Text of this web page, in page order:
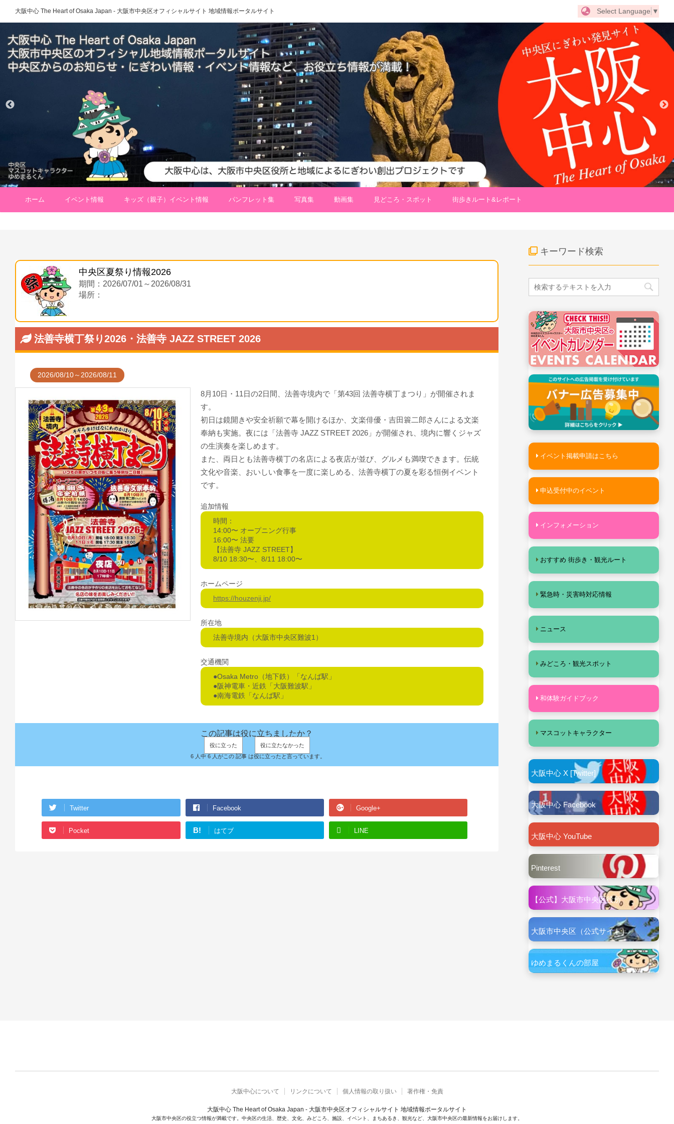
大阪中心 The Heart of Osaka Japan - 大阪市中央区オフィシャルサイト 地域情報ポータルサイト Select Language ▼
ホーム イベント情報 キッズ（親子）イベント情報 パンフレット集 写真集 動画集 見どころ・スポット 街歩きルート&レポート
中央区夏祭り情報2026
期間：2026/07/01～2026/08/31
場所：
法善寺横丁祭り2026・法善寺 JAZZ STREET 2026
2026/08/10～2026/08/11
8月10日・11日の2日間、法善寺境内で「第43回 法善寺横丁まつり」が開催されま
す。
初日は鏡開きや安全祈願で幕を開けるほか、文楽俳優・吉田簑二郎さんによる文楽
奉納も実施。夜には「法善寺 JAZZ STREET 2026」が開催され、境内に響くジャズ
の生演奏を楽しめます。
また、両日とも法善寺横丁の名店による夜店が並び、グルメも満喫できます。伝統
文化や音楽、おいしい食事を一度に楽しめる、法善寺横丁の夏を彩る恒例イベント
です。
追加情報
時間：
14:00〜 オープニング行事
16:00〜 法要
【法善寺 JAZZ STREET】
8/10 18:30〜、8/11 18:00〜
ホームページ
https://houzenji.jp/
所在地
法善寺境内（大阪市中央区難波1）
交通機関
●Osaka Metro（地下鉄）「なんば駅」
●阪神電車・近鉄「大阪難波駅」
●南海電鉄「なんば駅」
この記事は役に立ちましたか？
役に立った
役に立たなかった
6 人中 6 人がこの 記事 は役に立ったと言っています。
Twitter Facebook Google+
Pocket B! はてブ LINE
キーワード検索
イベント掲載申請はこちら
申込受付中のイベント
インフォメーション
おすすめ 街歩き・観光ルート
緊急時・災害時対応情報
ニュース
みどころ・観光スポット
和体験ガイドブック
マスコットキャラクター
大阪中心 X [Twitter]
大阪中心 Facebook
大阪中心 YouTube
Pinterest
【公式】大阪市中央区役所
大阪市中央区（公式サイト）
ゆめまるくんの部屋
大阪中心について リンクについて 個人情報の取り扱い 著作権・免責
大阪中心 The Heart of Osaka Japan - 大阪市中央区オフィシャルサイト 地域情報ポータルサイト
大阪市中央区の役立つ情報が満載です。中央区の生活、歴史、文化、みどころ、施設、イベント、まちあるき、観光など、大阪市中央区の最新情報をお届けします。